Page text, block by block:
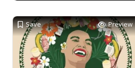
Save Preview